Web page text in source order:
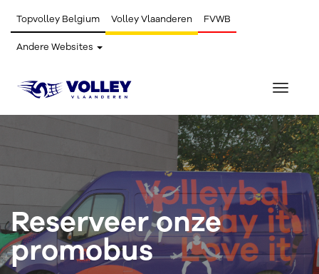
Topvolley Belgium Volley Vlaanderen FVWB
Andere Websites
Toggle
Reserveer onze
promobus